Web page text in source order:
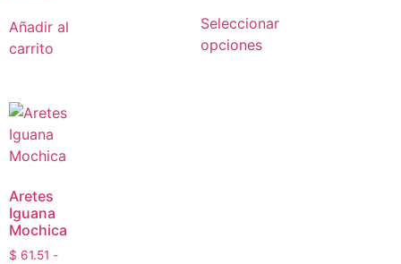
Añadir al
carrito
Seleccionar
opciones
Aretes
Iguana
Mochica
$ 61.51 -